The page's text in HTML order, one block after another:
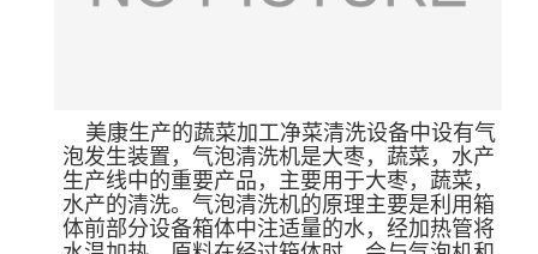
美康生产的蔬菜加工净菜清洗设备中设有气
泡发生装置，气泡清洗机是大枣，蔬菜，水产
生产线中的重要产品，主要用于大枣，蔬菜，
水产的清洗。气泡清洗机的原理主要是利用箱
体前部分设备箱体中注适量的水，经加热管将